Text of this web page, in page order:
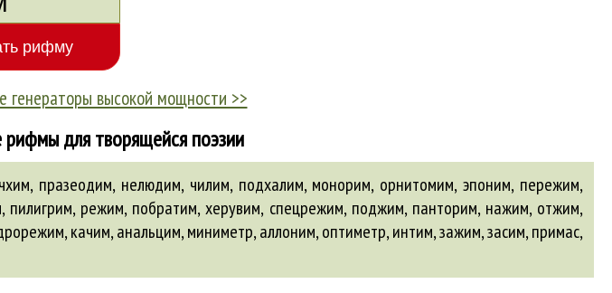
генераторы высокой мощности >>
для творящейся поэзии
празеодим, нелюдим, чилим, подхалим, монорим, орнитомим, эпоним, пережим,
режим, побратим, херувим, спецрежим, поджим, панторим, нажим, отжим,
,качим,анальцим, миниметр,аллоним, оптиметр,интим,зажим,засим, примас,